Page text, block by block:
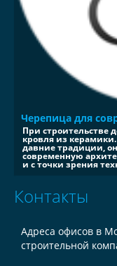
Черепица для
При строительстве
кровля из
давние традиции,
современную
и с точки зрения
Контакты
Адреса офисов в
строительной